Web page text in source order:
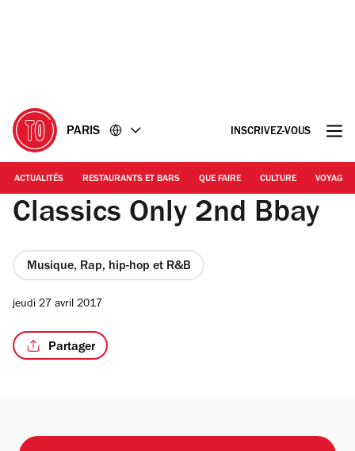
PARIS INSCRIVEZ-VOUS
ACTUALITÉS RESTAURANTS ET BARS QUE FAIRE CULTURE VOYAGE
Classics Only 2nd Bbay
Musique, Rap, hip-hop et R&B
jeudi 27 avril 2017
Partager